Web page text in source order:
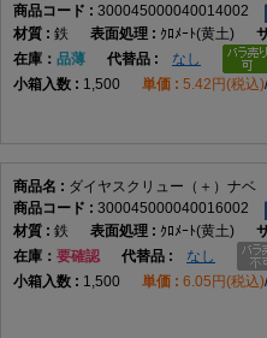
300045000040014002
鉄
ｸﾛﾒｰﾄ(黄土)
在庫
品薄
なし
1,500
5.42円(税込)
ダイヤスクリュー（＋）ナベ
300045000040016002
鉄
ｸﾛﾒｰﾄ(黄土)
在庫
要確認
なし
1,500
6.05円(税込)